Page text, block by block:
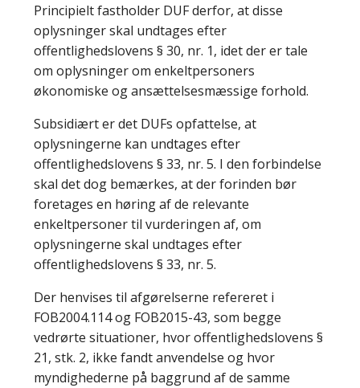
Principielt fastholder DUF derfor, at disse
oplysninger skal undtages efter
offentlighedslovens § 30, nr. 1, idet der er tale
om oplysninger om enkeltpersoners
økonomiske og ansættelsesmæssige forhold.
Subsidiært er det DUFs opfattelse, at
oplysningerne kan undtages efter
offentlighedslovens § 33, nr. 5. I den forbindelse
skal det dog bemærkes, at der forinden bør
foretages en høring af de relevante
enkeltpersoner til vurderingen af, om
oplysningerne skal undtages efter
offentlighedslovens § 33, nr. 5.
Der henvises til afgørelserne refereret i
FOB2004.114 og FOB2015-43, som begge
vedrørte situationer, hvor offentlighedslovens §
21, stk. 2, ikke fandt anvendelse og hvor
myndighederne på baggrund af de samme